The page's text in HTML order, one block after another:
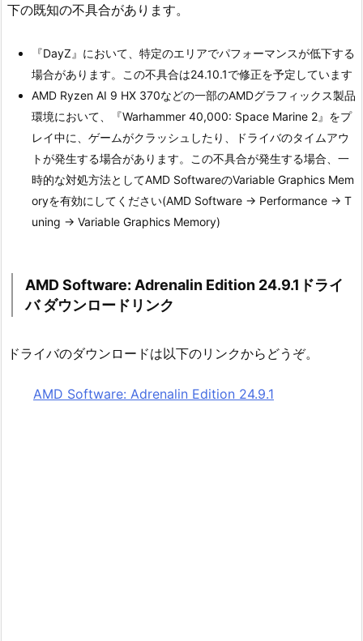
下の既知の不具合があります。
『DayZ』において、特定のエリアでパフォーマンスが低下する
場合があります。この不具合は24.10.1で修正を予定しています
AMD Ryzen AI 9 HX 370などの一部のAMDグラフィックス製品
環境において、『Warhammer 40,000: Space Marine 2』をプ
レイ中に、ゲームがクラッシュしたり、ドライバのタイムアウ
トが発生する場合があります。この不具合が発生する場合、一
時的な対処方法としてAMD SoftwareのVariable Graphics Mem
oryを有効にしてください(AMD Software → Performance → T
uning → Variable Graphics Memory)
AMD Software: Adrenalin Edition 24.9.1ドライ
バ ダウンロードリンク
ドライバのダウンロードは以下のリンクからどうぞ。
AMD Software: Adrenalin Edition 24.9.1